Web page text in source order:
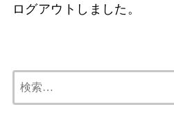
ログアウトしました。
索: